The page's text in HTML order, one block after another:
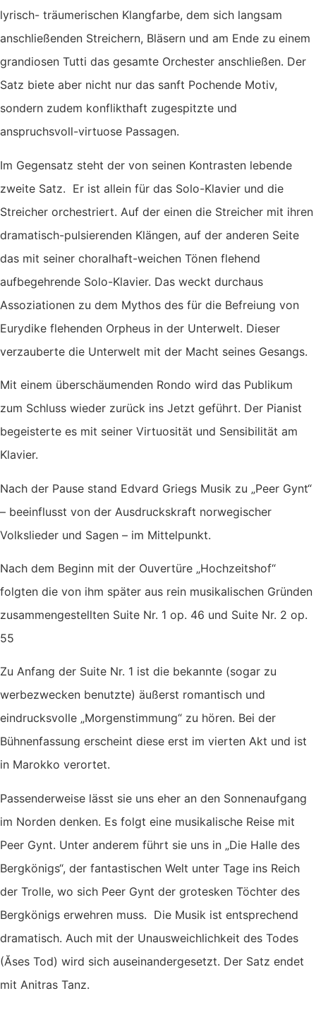
lyrisch- träumerischen Klangfarbe, dem sich langsam
anschließenden Streichern, Bläsern und am Ende zu einem
grandiosen Tutti das gesamte Orchester anschließen. Der
Satz biete aber nicht nur das sanft Pochende Motiv,
sondern zudem konflikthaft zugespitzte und
anspruchsvoll-virtuose Passagen.
Im Gegensatz steht der von seinen Kontrasten lebende
zweite Satz. Er ist allein für das Solo-Klavier und die
Streicher orchestriert. Auf der einen die Streicher mit ihren
dramatisch-pulsierenden Klängen, auf der anderen Seite
das mit seiner choralhaft-weichen Tönen flehend
aufbegehrende Solo-Klavier. Das weckt durchaus
Assoziationen zu dem Mythos des für die Befreiung von
Eurydike flehenden Orpheus in der Unterwelt. Dieser
verzauberte die Unterwelt mit der Macht seines Gesangs.
Mit einem überschäumenden Rondo wird das Publikum
zum Schluss wieder zurück ins Jetzt geführt. Der Pianist
begeisterte es mit seiner Virtuosität und Sensibilität am
Klavier.
Nach der Pause stand Edvard Griegs Musik zu „Peer Gynt“
– beeinflusst von der Ausdruckskraft norwegischer
Volkslieder und Sagen – im Mittelpunkt.
Nach dem Beginn mit der Ouvertüre „Hochzeitshof“
folgten die von ihm später aus rein musikalischen Gründen
zusammengestellten Suite Nr. 1 op. 46 und Suite Nr. 2 op.
55
Zu Anfang der Suite Nr. 1 ist die bekannte (sogar zu
werbezwecken benutzte) äußerst romantisch und
eindrucksvolle „Morgenstimmung“ zu hören. Bei der
Bühnenfassung erscheint diese erst im vierten Akt und ist
in Marokko verortet.
Passenderweise lässt sie uns eher an den Sonnenaufgang
im Norden denken. Es folgt eine musikalische Reise mit
Peer Gynt. Unter anderem führt sie uns in „Die Halle des
Bergkönigs“, der fantastischen Welt unter Tage ins Reich
der Trolle, wo sich Peer Gynt der grotesken Töchter des
Bergkönigs erwehren muss. Die Musik ist entsprechend
dramatisch. Auch mit der Unausweichlichkeit des Todes
(Ăses Tod) wird sich auseinandergesetzt. Der Satz endet
mit Anitras Tanz.